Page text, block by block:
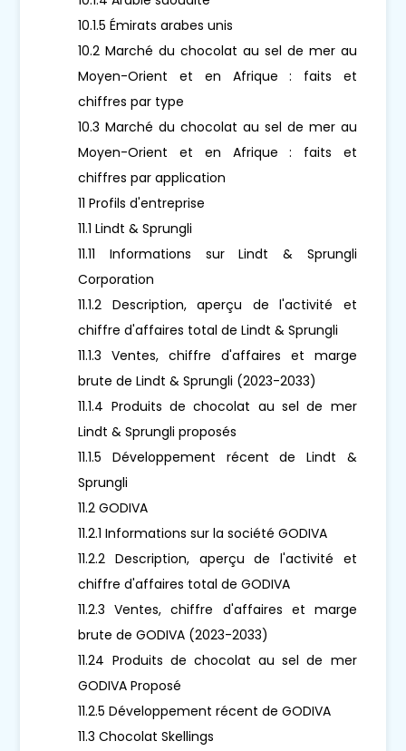
10.1.5 Émirats arabes unis
10.2 Marché du chocolat au sel de mer au
Moyen-Orient et en Afrique : faits et
chiffres par type
10.3 Marché du chocolat au sel de mer au
Moyen-Orient et en Afrique : faits et
chiffres par application
11 Profils d'entreprise
11.1 Lindt & Sprungli
11.11 Informations sur Lindt & Sprungli
Corporation
11.1.2 Description, aperçu de l'activité et
chiffre d'affaires total de Lindt & Sprungli
11.1.3 Ventes, chiffre d'affaires et marge
brute de Lindt & Sprungli (2023-2033)
11.1.4 Produits de chocolat au sel de mer
Lindt & Sprungli proposés
11.1.5 Développement récent de Lindt &
Sprungli
11.2 GODIVA
11.2.1 Informations sur la société GODIVA
11.2.2 Description, aperçu de l'activité et
chiffre d'affaires total de GODIVA
11.2.3 Ventes, chiffre d'affaires et marge
brute de GODIVA (2023-2033)
11.24 Produits de chocolat au sel de mer
GODIVA Proposé
11.2.5 Développement récent de GODIVA
11.3 Chocolat Skellings